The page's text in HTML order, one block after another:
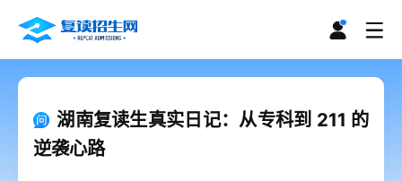
湖南复读生真实日记：从专科到 211 的
逆袭心路